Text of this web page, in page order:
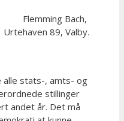
Flemming Bach,
Urtehaven 89, Valby.
alle stats-, amts- og
stillinger
andet år. Det må